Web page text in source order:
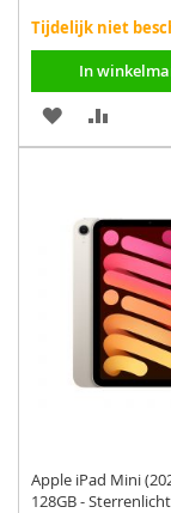
Tijdelijk niet
In
VOEG
TOE OM
Apple iPad Mini
128GB - Sterrenlicht